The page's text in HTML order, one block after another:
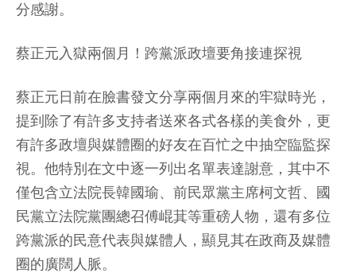
分感謝。
蔡正元入獄兩個月！跨黨派政壇要角接連探視
蔡正元日前在臉書發文分享兩個月來的牢獄時光，
提到除了有許多支持者送來各式各樣的美食外，更
有許多政壇與媒體圈的好友在百忙之中抽空臨監探
視。他特別在文中逐一列出名單表達謝意，其中不
僅包含立法院長韓國瑜、前民眾黨主席柯文哲、國
民黨立法院黨團總召傅崐萁等重磅人物，還有多位
跨黨派的民意代表與媒體人，顯見其在政商及媒體
圈的廣闊人脈。